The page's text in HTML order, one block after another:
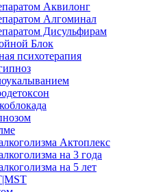
Аквилонг
Алгоминал
Дисульфирам
Блок
психотерапия
Актоплекс
на 3 года
на 5 лет